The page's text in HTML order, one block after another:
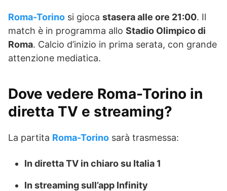
Roma-Torino si gioca stasera alle ore 21:00. Il
match è in programma allo Stadio Olimpico di
Roma. Calcio d’inizio in prima serata, con grande
attenzione mediatica.
Dove vedere Roma-Torino in
diretta TV e streaming?
La partita Roma-Torino sarà trasmessa:
In diretta TV in chiaro su Italia 1
In streaming sull’app Infinity